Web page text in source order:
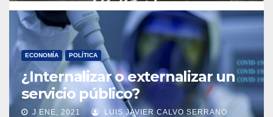
ECONOMÍA POLÍTICA
¿Internalizar o externalizar un
servicio público?
J ENE, 2021 LUIS JAVIER CALVO SERRANO